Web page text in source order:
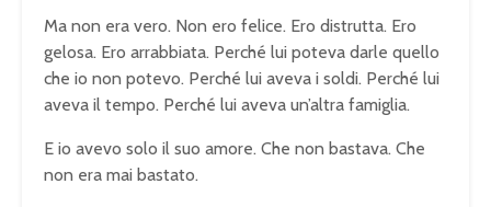
Ma non era vero. Non ero felice. Ero distrutta. Ero
gelosa. Ero arrabbiata. Perché lui poteva darle quello
che io non potevo. Perché lui aveva i soldi. Perché lui
aveva il tempo. Perché lui aveva un’altra famiglia.
E io avevo solo il suo amore. Che non bastava. Che
non era mai bastato.